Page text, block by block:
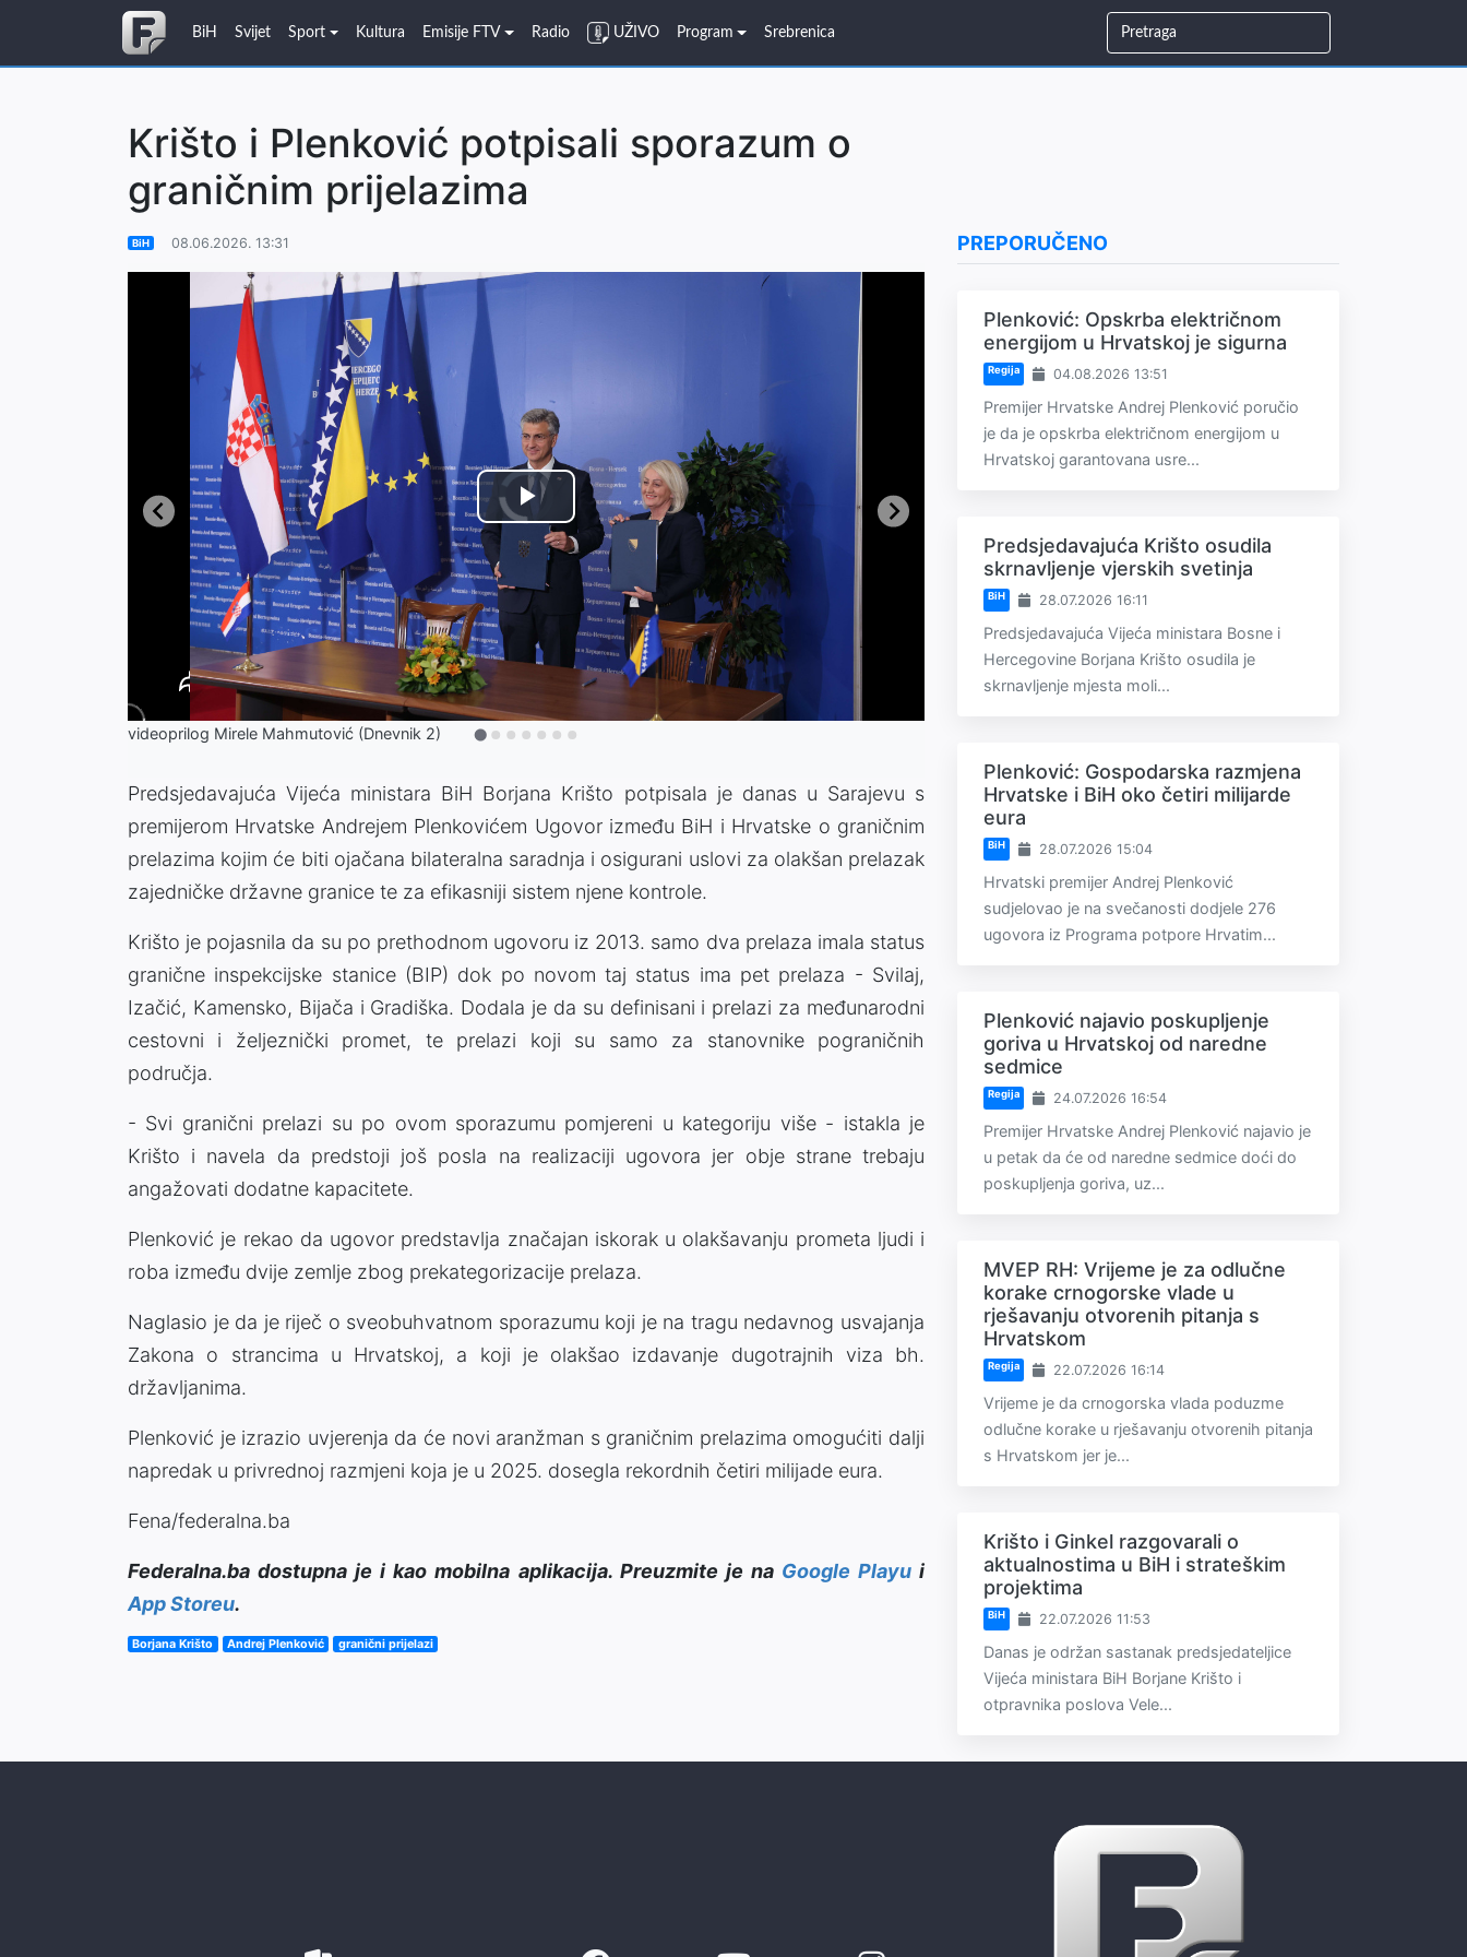
BiH Svijet Sport Kultura Emisije FTV Radio UŽIVO Program Srebrenica
Krišto i Plenković potpisali sporazum o
graničnim prijelazima
BiH 08.06.2026. 13:31
videoprilog Mirele Mahmutović (Dnevnik 2)
Video
is
loading.
Play
Video
Predsjedavajuća Vijeća ministara BiH Borjana Krišto potpisala je danas u Sarajevu s
premijerom Hrvatske Andrejem Plenkovićem Ugovor između BiH i Hrvatske o graničnim
prelazima kojim će biti ojačana bilateralna saradnja i osigurani uslovi za olakšan prelazak
zajedničke državne granice te za efikasniji sistem njene kontrole.
Krišto je pojasnila da su po prethodnom ugovoru iz 2013. samo dva prelaza imala status
granične inspekcijske stanice (BIP) dok po novom taj status ima pet prelaza - Svilaj,
Izačić, Kamensko, Bijača i Gradiška. Dodala je da su definisani i prelazi za međunarodni
cestovni i željeznički promet, te prelazi koji su samo za stanovnike pograničnih
područja.
- Svi granični prelazi su po ovom sporazumu pomjereni u kategoriju više - istakla je
Krišto i navela da predstoji još posla na realizaciji ugovora jer obje strane trebaju
angažovati dodatne kapacitete.
Plenković je rekao da ugovor predstavlja značajan iskorak u olakšavanju prometa ljudi i
roba između dvije zemlje zbog prekategorizacije prelaza.
Naglasio je da je riječ o sveobuhvatnom sporazumu koji je na tragu nedavnog usvajanja
Zakona o strancima u Hrvatskoj, a koji je olakšao izdavanje dugotrajnih viza bh.
državljanima.
Plenković je izrazio uvjerenja da će novi aranžman s graničnim prelazima omogućiti dalji
napredak u privrednoj razmjeni koja je u 2025. dosegla rekordnih četiri milijade eura.
Fena/federalna.ba
Federalna.ba dostupna je i kao mobilna aplikacija. Preuzmite je na Google Playui
App Storeu.
Borjana Krišto Andrej Plenković granični prijelazi
PREPORUČENO
Plenković: Opskrba električnom
energijom u Hrvatskoj je sigurna
Regija 04.08.2026 13:51
Premijer Hrvatske Andrej Plenković poručio
je da je opskrba električnom energijom u
Hrvatskoj garantovana usre...
Predsjedavajuća Krišto osudila
skrnavljenje vjerskih svetinja
BiH 28.07.2026 16:11
Predsjedavajuća Vijeća ministara Bosne i
Hercegovine Borjana Krišto osudila je
skrnavljenje mjesta moli...
Plenković: Gospodarska razmjena
Hrvatske i BiH oko četiri milijarde
eura
BiH 28.07.2026 15:04
Hrvatski premijer Andrej Plenković
sudjelovao je na svečanosti dodjele 276
ugovora iz Programa potpore Hrvatim...
Plenković najavio poskupljenje
goriva u Hrvatskoj od naredne
sedmice
Regija 24.07.2026 16:54
Premijer Hrvatske Andrej Plenković najavio je
u petak da će od naredne sedmice doći do
poskupljenja goriva, uz...
MVEP RH: Vrijeme je za odlučne
korake crnogorske vlade u
rješavanju otvorenih pitanja s
Hrvatskom
Regija 22.07.2026 16:14
Vrijeme je da crnogorska vlada poduzme
odlučne korake u rješavanju otvorenih pitanja
s Hrvatskom jer je...
Krišto i Ginkel razgovarali o
aktualnostima u BiH i strateškim
projektima
BiH 22.07.2026 11:53
Danas je održan sastanak predsjedateljice
Vijeća ministara BiH Borjane Krišto i
otpravnika poslova Vele...